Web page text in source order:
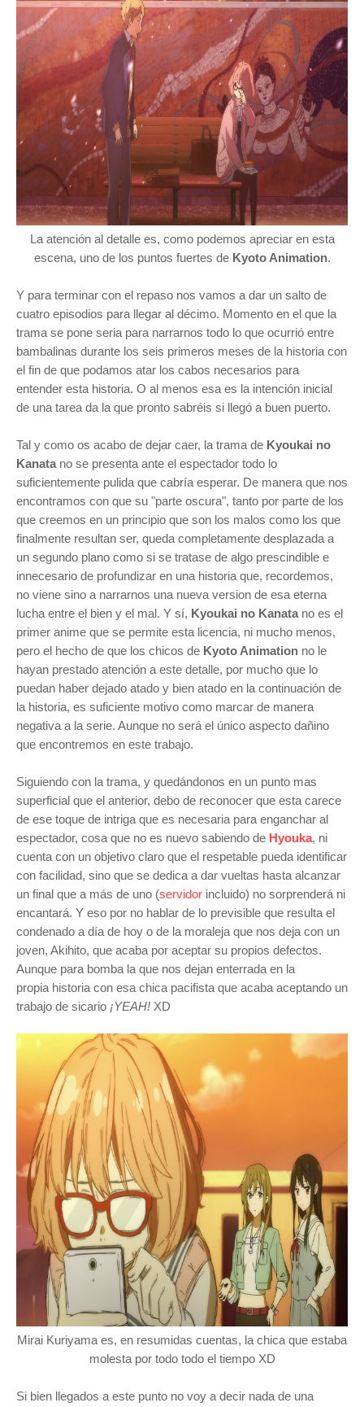
La atención al detalle es, como podemos apreciar en esta
escena, uno de los puntos fuertes de Kyoto Animation.
Y para terminar con el repaso nos vamos a dar un salto de
cuatro episodios para llegar al décimo. Momento en el que la
trama se pone seria para narrarnos todo lo que ocurrió entre
bambalinas durante los seis primeros meses de la historia con
el fin de que podamos atar los cabos necesarios para
entender esta historia. O al menos esa es la intención inicial
de una tarea da la que pronto sabréis si llegó a buen puerto.
Tal y como os acabo de dejar caer, la trama de Kyoukai no
Kanata no se presenta ante el espectador todo lo
suficientemente pulida que cabría esperar. De manera que nos
encontramos con que su "parte oscura", tanto por parte de los
que creemos en un principio que son los malos como los que
finalmente resultan ser, queda completamente desplazada a
un segundo plano como si se tratase de algo prescindible e
innecesario de profundizar en una historia que, recordemos,
no viene sino a narrarnos una nueva version de esa eterna
lucha entre el bien y el mal. Y sí, Kyoukai no Kanata no es el
primer anime que se permite esta licencia, ni mucho menos,
pero el hecho de que los chicos de Kyoto Animation no le
hayan prestado atención a este detalle, por mucho que lo
puedan haber dejado atado y bien atado en la continuación de
la historia, es suficiente motivo como marcar de manera
negativa a la serie. Aunque no será el único aspecto dañino
que encontremos en este trabajo.
Siguiendo con la trama, y quedándonos en un punto mas
superficial que el anterior, debo de reconocer que esta carece
de ese toque de intriga que es necesaria para enganchar al
espectador, cosa que no es nuevo sabiendo de Hyouka, ni
cuenta con un objetivo claro que el respetable pueda identificar
con facilidad, sino que se dedica a dar vueltas hasta alcanzar
un final que a más de uno (servidor incluido) no sorprenderá ni
encantará. Y eso por no hablar de lo previsible que resulta el
condenado a día de hoy o de la moraleja que nos deja con un
joven, Akihito, que acaba por aceptar su propios defectos.
Aunque para bomba la que nos dejan enterrada en la
propia historia con esa chica pacifista que acaba aceptando un
trabajo de sicario ¡YEAH! XD
Mirai Kuriyama es, en resumidas cuentas, la chica que estaba
molesta por todo todo el tiempo XD
Si bien llegados a este punto no voy a decir nada de una